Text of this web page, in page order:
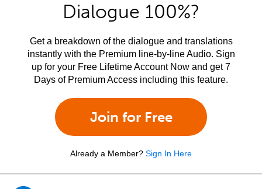
Dialogue 100%?
Get a breakdown of the dialogue and translations
instantly with the Premium line-by-line Audio. Sign
up for your Free Lifetime Account Now and get 7
Days of Premium Access including this feature.
Join for Free
Already a Member? Sign In Here